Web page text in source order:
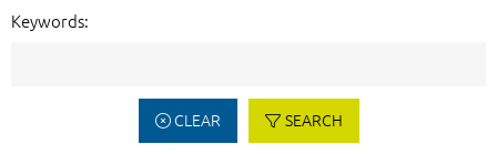
Keywords:
CLEAR SEARCH